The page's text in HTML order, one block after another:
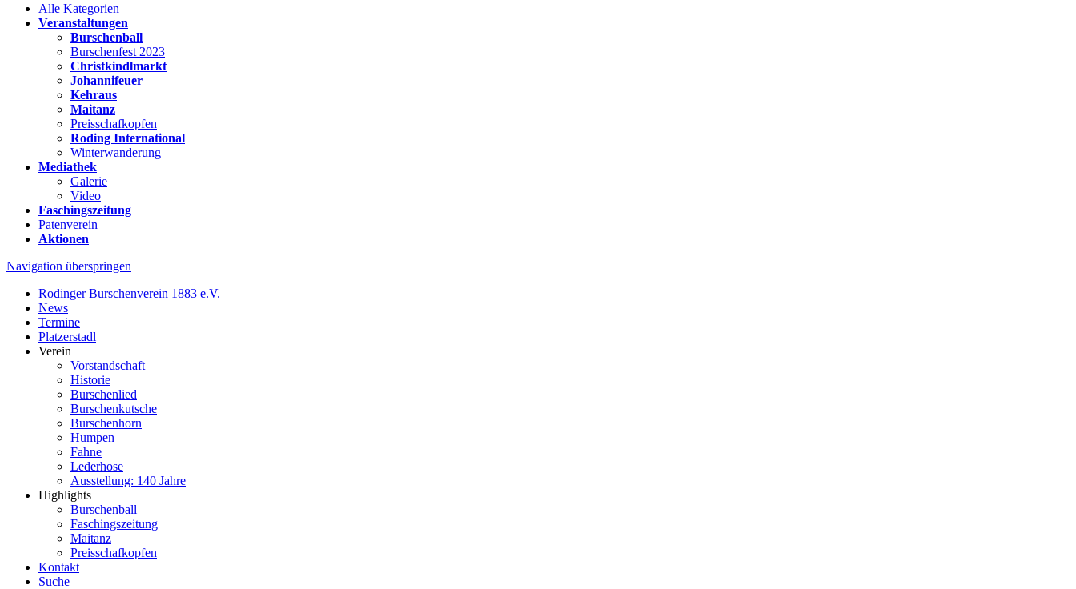
Alle Kategorien
Veranstaltungen
Burschenball
Burschenfest 2023
Christkindlmarkt
Johannifeuer
Kehraus
Maitanz
Preisschafkopfen
Roding International
Winterwanderung
Mediathek
Galerie
Video
Faschingszeitung
Patenverein
Aktionen
Navigation überspringen
Rodinger Burschenverein 1883 e.V.
News
Termine
Platzerstadl
Verein
Vorstandschaft
Historie
Burschenlied
Burschenkutsche
Burschenhorn
Humpen
Fahne
Lederhose
Ausstellung: 140 Jahre
Highlights
Burschenball
Faschingszeitung
Maitanz
Preisschafkopfen
Kontakt
Suche